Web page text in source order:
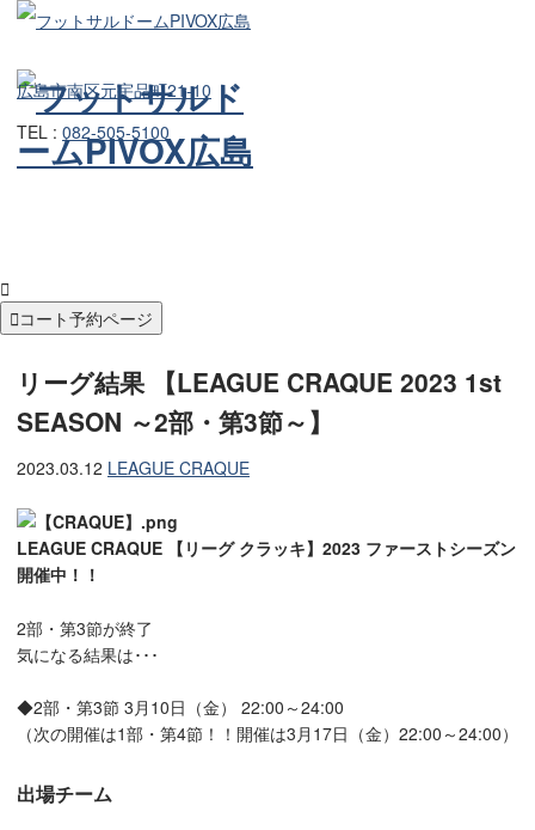

コート予約ページ
広島市南区元宇品町21-10
TEL : 082-505-5100
リーグ結果 【LEAGUE CRAQUE 2023 1st
SEASON ～2部・第3節～】
2023.03.12 LEAGUE CRAQUE
LEAGUE CRAQUE 【リーグ クラッキ】 2023 ファーストシーズン
開催中！！
2部・第3節が終了
気になる結果は･･･
◆2部・第3節 3月10日（金） 22:00～24:00
（次の開催は1部・第4節！！開催は3月17日（金）22:00～24:00）
出場チーム